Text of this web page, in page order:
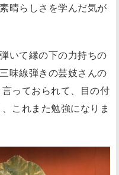
晴らしさを学んだ気が
いて縁の下の力持ちの
味線弾きの芸妓さんの
っておられて、目の付
これまた勉強になりま